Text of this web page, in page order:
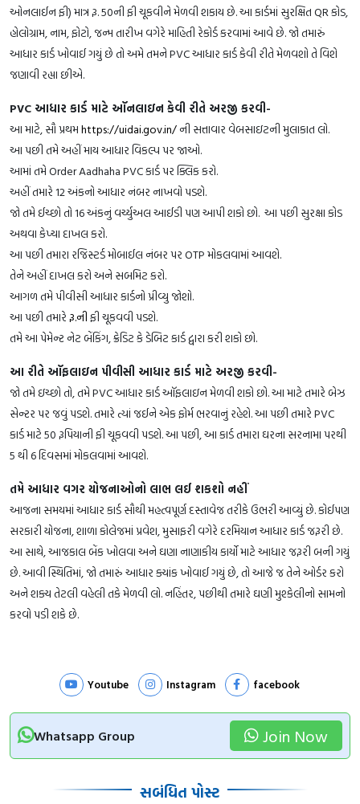
ઓનલાઈન ફી) માત્ર રૂ. 50ની ફી ચૂકવીને મેળવી શકાય છે. આ કાર્ડમાં સુરક્ષિત QR કોડ,
હોલોગ્રામ, નામ, ફોટો, જન્મ તારીખ વગેરે માહિતી રેકોર્ડ કરવામાં આવે છે. જો તમારું
આધાર કાર્ડ ખોવાઈ ગયું છે તો અમે તમને PVC આધાર કાર્ડ કેવી રીતે મેળવશો તે વિશે
જણાવી રહ્યા છીએ.
PVC આધાર કાર્ડ માટે ઑનલાઇન કેવી રીતે અરજી કરવી-
આ માટે, સૌ પ્રથમhttps://uidai.gov.in/ની સત્તાવાર વેબસાઇટની મુલાકાત લો.
આ પછી તમે અહીં માય આધાર વિકલ્પ પર જાઓ.
આમાં તમે Order Aadhaha PVC કાર્ડ પર ક્લિક કરો.
અહીં તમારે 12 અંકનો આધાર નંબર નાખવો પડશે.
જો તમે ઈચ્છો તો 16 અંકનું વર્ચ્યુઅલ આઈડી પણ આપી શકો છો. આ પછી સુરક્ષા કોડ
અથવા કેપ્ચા દાખલ કરો.
આ પછી તમારા રજિસ્ટર્ડ મોબાઈલ નંબર પર OTP મોકલવામાં આવશે.
તેને અહીં દાખલ કરો અને સબમિટ કરો.
આગળ તમે પીવીસી આધાર કાર્ડનો પ્રીવ્યુ જોશો.
આ પછી તમારેરૂ.નીફી ચૂકવવી પડશે.
તમે આ પેમેન્ટ નેટ બેંકિંગ, ક્રેડિટ કે ડેબિટ કાર્ડ દ્વારા કરી શકો છો.
આ રીતે ઑફલાઇન પીવીસી આધાર કાર્ડ માટે અરજી કરવી-
જો તમે ઇચ્છો તો, તમે PVC આધાર કાર્ડ ઑફલાઇન મેળવી શકો છો. આ માટે તમારે બેઝ
સેન્ટર પર જવું પડશે. તમારે ત્યાં જઈને એક ફોર્મ ભરવાનું રહેશે. આ પછી તમારે PVC
કાર્ડ માટે 50 રૂપિયાની ફી ચૂકવવી પડશે. આ પછી, આ કાર્ડ તમારા ઘરના સરનામા પરથી
5 થી 6 દિવસમાં મોકલવામાં આવશે.
તમે આધાર વગર યોજનાઓનો લાભ લઈ શકશો નહીં
આજના સમયમાં આધાર કાર્ડ સૌથી મહત્વપૂર્ણ દસ્તાવેજ તરીકે ઉભરી આવ્યું છે. કોઈપણ
સરકારી યોજના, શાળા કોલેજમાં પ્રવેશ, મુસાફરી વગેરે દરમિયાન આધાર કાર્ડ જરૂરી છે.
આ સાથે, આજકાલ બેંક ખોલવા અને ઘણા નાણાકીય કાર્યો માટે આધાર જરૂરી બની ગયું
છે. આવી સ્થિતિમાં, જો તમારું આધાર ક્યાંક ખોવાઈ ગયું છે, તો આજે જ તેને ઓર્ડર કરો
અને શક્ય તેટલી વહેલી તકે મેળવી લો. નહિંતર, પછીથી તમારે ઘણી મુશ્કેલીનો સામનો
કરવો પડી શકે છે.
Youtube Instagram facebook
Whatsapp Group Join Now
સબંધિત પોસ્ટ